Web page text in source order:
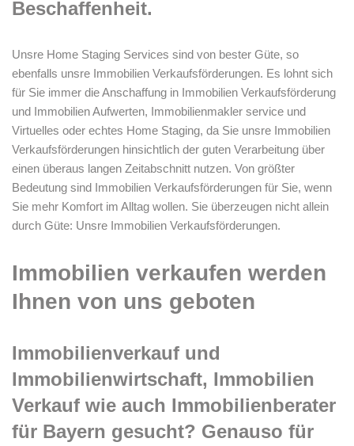
Beschaffenheit.
Unsre Home Staging Services sind von bester Güte, so
ebenfalls unsre Immobilien Verkaufsförderungen. Es lohnt sich
für Sie immer die Anschaffung in Immobilien Verkaufsförderung
und Immobilien Aufwerten, Immobilienmakler service und
Virtuelles oder echtes Home Staging, da Sie unsre Immobilien
Verkaufsförderungen hinsichtlich der guten Verarbeitung über
einen überaus langen Zeitabschnitt nutzen. Von größter
Bedeutung sind Immobilien Verkaufsförderungen für Sie, wenn
Sie mehr Komfort im Alltag wollen. Sie überzeugen nicht allein
durch Güte: Unsre Immobilien Verkaufsförderungen.
Immobilien verkaufen werden
Ihnen von uns geboten
Immobilienverkauf und
Immobilienwirtschaft, Immobilien
Verkauf wie auch Immobilienberater
für Bayern gesucht? Genauso für